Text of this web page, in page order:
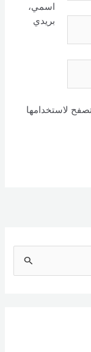
اسمي،
بريدي
لاستخدامها